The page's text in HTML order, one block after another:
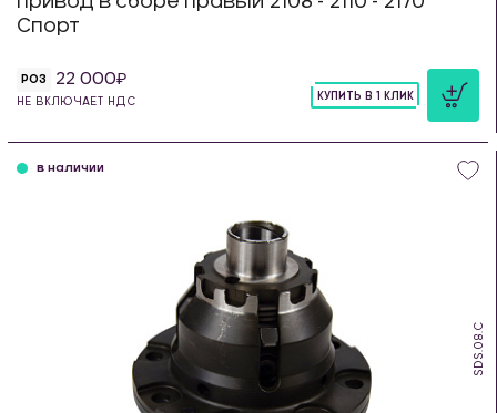
Спорт
РОЗ 22 000
НЕ ВКЛЮЧАЕТ НДС
КУПИТЬ В 1 КЛИК
SDS.08.C
в наличии